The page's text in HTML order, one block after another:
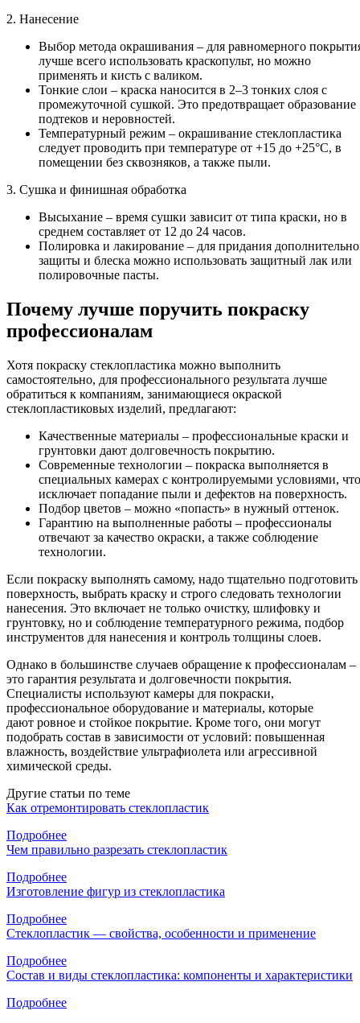
2. Нанесение
Выбор метода окрашивания – для равномерного
лучше всего использовать краскопульт, но можно
применять и кисть с валиком.
Тонкие слои – краска наносится в 2–3 тонких слоя с
промежуточной сушкой. Это предотвращает образование
подтеков и неровностей.
Температурный режим – окрашивание стеклопластика
следует проводить при температуре от +15 до +25°C, в
помещении без сквозняков, а также пыли.
3. Сушка и финишная обработка
Высыхание – время сушки зависит от типа краски, но в
среднем составляет от 12 до 24 часов.
Полировка и лакирование – для придания
защиты и блеска можно использовать защитный лак или
полировочные пасты.
Почему лучше поручить покраску
профессионалам
Хотя покраску стеклопластика можно выполнить
самостоятельно, для профессионального результата лучше
обратиться к компаниям, занимающиеся окраской
стеклопластиковых изделий, предлагают:
Качественные материалы – профессиональные краски и
грунтовки дают долговечность покрытию.
Современные технологии – покраска выполняется в
специальных камерах с контролируемыми условиями, что
исключает попадание пыли и дефектов на поверхность.
Подбор цветов – можно «попасть» в нужный оттенок.
Гарантию на выполненные работы – профессионалы
отвечают за качество окраски, а также соблюдение
технологии.
Если покраску выполнять самому, надо тщательно подготовить
поверхность, выбрать краску и строго следовать технологии
нанесения. Это включает не только очистку, шлифовку и
грунтовку, но и соблюдение температурного режима, подбор
инструментов для нанесения и контроль толщины слоев.
Однако в большинстве случаев обращение к профессионалам –
это гарантия результата и долговечности покрытия.
Специалисты используют камеры для покраски,
профессиональное оборудование и материалы, которые
дают ровное и стойкое покрытие. Кроме того, они могут
подобрать состав в зависимости от условий: повышенная
влажность, воздействие ультрафиолета или агрессивной
химической среды.
Другие статьи по теме
Как отремонтировать стеклопластик
Подробнее
Чем правильно разрезать стеклопластик
Подробнее
Изготовление фигур из стеклопластика
Подробнее
Стеклопластик — свойства, особенности и применение
Подробнее
Состав и виды стеклопластика: компоненты и характеристики
Подробнее